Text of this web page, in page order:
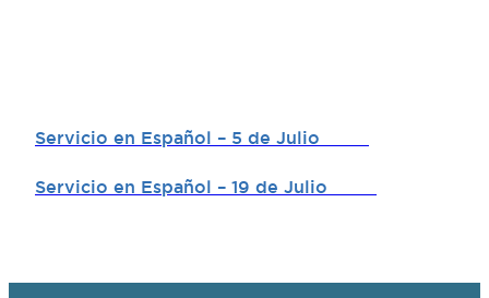
Servicio en Español – 5 de Julio
Servicio en Español – 19 de Julio